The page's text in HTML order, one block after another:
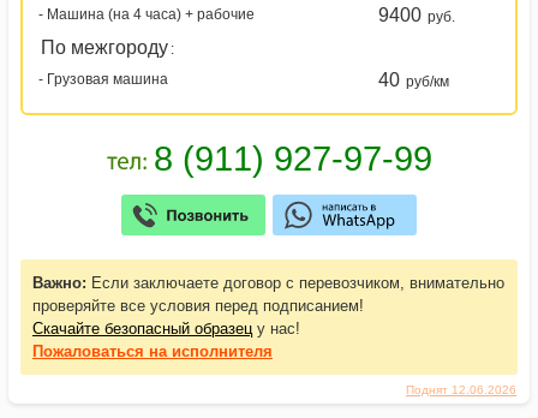
Поднят 12.06.2026
- Машина (на 4 часа) + рабочие
9400 руб.
По межгороду :
- Грузовая машина
40 руб/км
Важно: Если заключаете договор с перевозчиком, внимательно
проверяйте все условия перед подписанием!
Скачайте безопасный образецу нас!
Пожаловаться на исполнителя